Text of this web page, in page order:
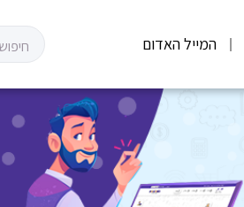
המייל האדום